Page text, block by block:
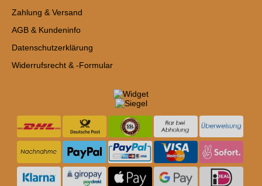
Zahlung & Versand
AGB & Kundeninfo
Datenschutzerklärung
Widerrufsrecht & -Formular